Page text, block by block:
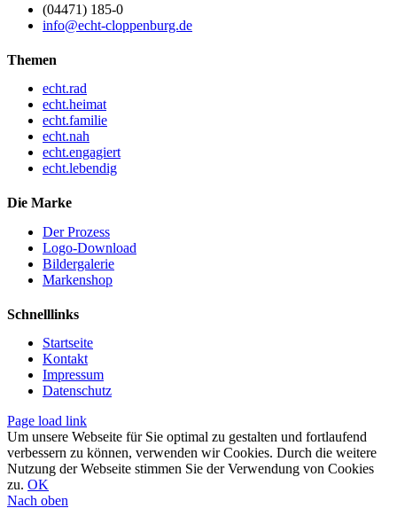
(04471) 185-0
info@echt-cloppenburg.de
Themen
echt.rad
echt.heimat
echt.familie
echt.nah
echt.engagiert
echt.lebendig
Die Marke
Der Prozess
Logo-Download
Bildergalerie
Markenshop
Schnelllinks
Startseite
Kontakt
Impressum
Datenschutz
Page load link
Um unsere Webseite für Sie optimal zu gestalten und fortlaufend
verbessern zu können, verwenden wir Cookies. Durch die weitere
Nutzung der Webseite stimmen Sie der Verwendung von Cookies
zu. OK
Nach oben